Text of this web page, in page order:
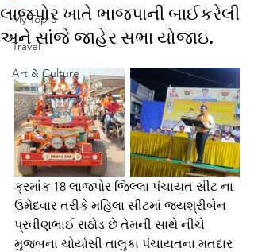
My Top 5
Travel
Art & Culture
લાજપોર ખાતે ભાજપાની બાઈકરેલી
અને સાંજે જાહેર સભા યોજાઇ.
ક્રમાંક 18 લાજપોર જિલ્લા પંચાયત સીટ ના
ઉમેદવાર તરીકે મહિલા સીટમાં જયશ્રીબેન
પ્રવીણભાઈ રાઠોડ છે તેમની સાથે નીચે
મુજબના ચોર્યાસી તાલુકા પંચાયતના મતદાર